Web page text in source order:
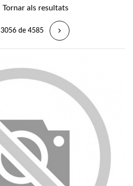
Tornar als resultats
3056 de 4585